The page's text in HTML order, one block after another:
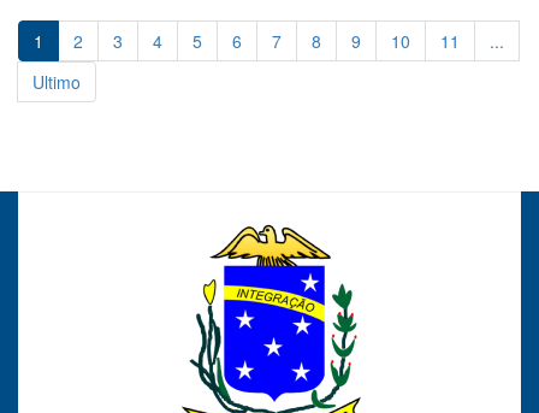
1 2 3 4 5 6 7 8 9 10 11
...
Ultimo